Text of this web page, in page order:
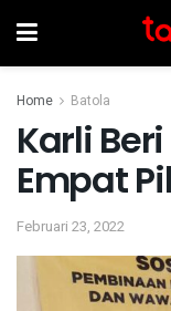
Home Batola
Karli
Empat
Februari 23, 2022